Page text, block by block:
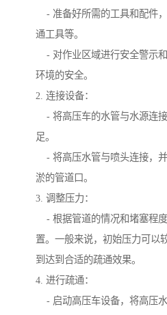
- 准备好所需的工具和配件
通工具等。
- 对作业区域进行安全警示
环境的安全。
2. 连接设备：
- 将高压车的水管与水源连
足。
- 将高压水管与喷头连接，
淤的管道口。
3. 调整压力：
- 根据管道的情况和堵塞程
置。一般来说，初始压力可以
到达到合适的疏通效果。
4. 进行疏通：
- 启动高压车设备，将高压